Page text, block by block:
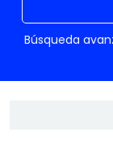
Búsqueda